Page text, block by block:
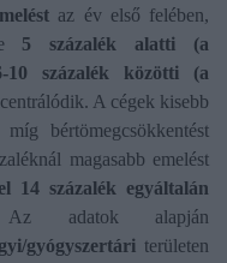
az év első felében,
5 százalék alatti (a
százalék közötti (a
A cégek kisebb
bértömegcsökkentést
magasabb emelést
14 százalék egyáltalán
Az adatok alapján
gyógyszertári területen